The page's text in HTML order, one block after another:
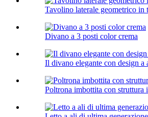
Tavolino laterale geometrico
Divano a 3 posti color crema
Il divano elegante con design a
Poltrona imbottita con struttura